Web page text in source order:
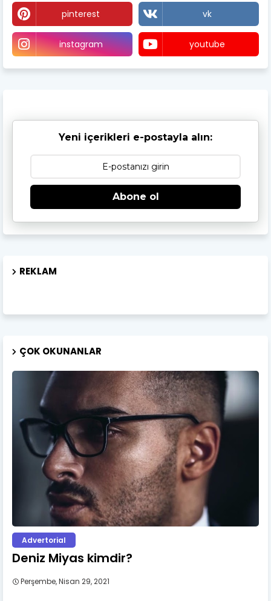
pinterest vk
instagram youtube
Yeni içerikleri e-postayla alın:
Abone ol
REKLAM
ÇOK OKUNANLAR
Advertorial
Deniz Miyas kimdir?
Perşembe, Nisan 29, 2021